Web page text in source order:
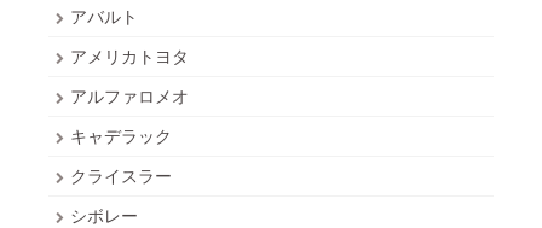
アバルト
アメリカトヨタ
アルファロメオ
キャデラック
クライスラー
シボレー